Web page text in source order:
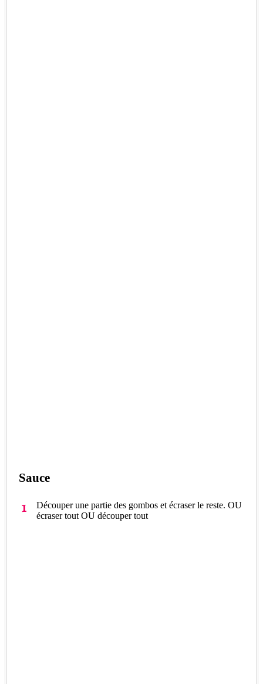
Sauce
Découper une partie des gombos et écraser le reste. OU
écraser tout OU découper tout